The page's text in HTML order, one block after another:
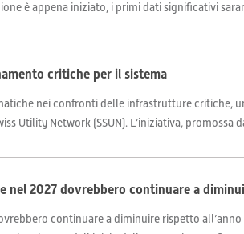
è appena iniziato, i primi dati significativi
critiche per il sistema
nei confronti delle infrastrutture critiche,
Utility Network (SSUN). L’iniziativa, promossa
nel 2027 dovrebbero continuare a
continuare a diminuire rispetto